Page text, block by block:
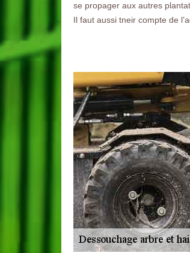
se propager aux autres
Il faut aussi tneir compte de